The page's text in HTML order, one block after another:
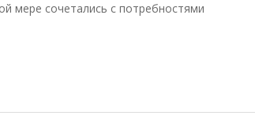
мере сочетались с потребностями